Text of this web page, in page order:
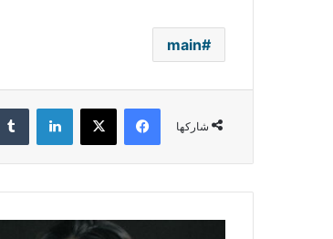
main
شاركها
فيسبوك ‫X لينكدإن